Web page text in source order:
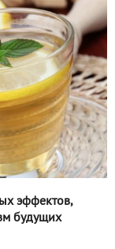
эффектов,
будущих